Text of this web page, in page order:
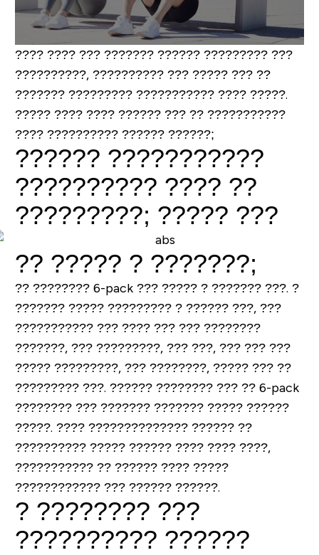
???? ???? ??? ??????? ?????? ????????? ???
??????????, ?????????? ??? ????? ??? ??
??????? ????????? ??????????? ???? ?????.
????? ???? ???? ?????? ??? ?? ???????????
???? ?????????? ?????? ??????;
?????? ???????????
?????????? ???? ??
?????????; ????? ???
?? ????? ? ???????;
?? ???????? 6-pack ??? ????? ? ??????? ???. ?
??????? ????? ????????? ? ?????? ???, ???
??????????? ??? ???? ??? ??? ????????
???????, ??? ?????????, ??? ???, ??? ??? ???
????? ?????????, ??? ????????, ????? ??? ??
????????? ???. ?????? ???????? ??? ?? 6-pack
???????? ??? ??????? ??????? ????? ??????
?????. ???? ?????????????? ?????? ??
?????????? ????? ?????? ???? ???? ????,
??????????? ?? ?????? ???? ?????
???????????? ??? ?????? ??????.
? ???????? ???
?????????? ??????